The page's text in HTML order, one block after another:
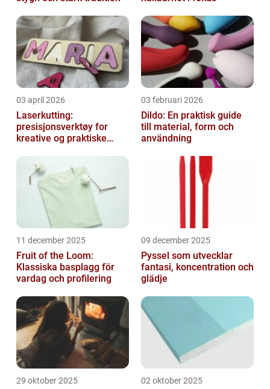
03 april 2026
Laserkutting:
presisjonsverktøy for
kreative og praktiske
03 februari 2026
Dildo: En praktisk guide
till material, form och
användning
11 december 2025
Fruit of the Loom:
Klassiska basplagg för
vardag och profilering
09 december 2025
Pyssel som utvecklar
fantasi, koncentration och
glädje
29 oktober 2025 02 oktober 2025